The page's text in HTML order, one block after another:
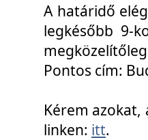
A határidő
legkésőbb 9-
Pontos cím:
Kérem azokat,
linken: itt.